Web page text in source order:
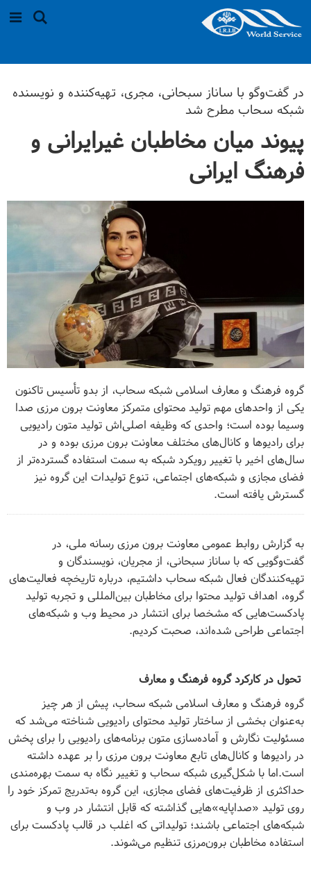
در گفت‌وگو با ساناز سبحانی، مجری، تهیه‌کننده و نویسنده
شبکه سحاب مطرح شد
پیوند میان مخاطبان غیرایرانی و
فرهنگ ایرانی
گروه فرهنگ و معارف اسلامی شبکه سحاب، از بدو تأسیس تاکنون
یکی از واحدهای مهم تولید محتوای متمرکز معاونت برون مرزی صدا
وسیما بوده است؛ واحدی که وظیفه اصلی‌اش تولید متون رادیویی
برای رادیوها و کانال‌های مختلف معاونت برون مرزی بوده و در
سال‌های اخیر با تغییر رویکرد شبکه به سمت استفاده گسترده‌تر از
فضای مجازی و شبکه‌های اجتماعی، تنوع تولیدات این گروه نیز
گسترش یافته است.
به گزارش روابط عمومی معاونت برون مرزی رسانه ملی، در
گفت‌وگویی که با ساناز سبحانی، از مجریان، نویسندگان و
تهیه‌کنندگان فعال شبکه سحاب داشتیم، درباره تاریخچه فعالیت‌های
گروه، اهداف تولید محتوا برای مخاطبان بین‌المللی و تجربه تولید
پادکست‌هایی که مشخصا برای انتشار در محیط وب و شبکه‌های
اجتماعی طراحی شده‌اند، صحبت کردیم.
تحول در کارکرد گروه فرهنگ و معارف
گروه فرهنگ و معارف اسلامی شبکه سحاب، پیش از هر چیز
به‌عنوان بخشی از ساختار تولید محتوای رادیویی شناخته می‌شد که
مسئولیت نگارش و آماده‌سازی متون برنامه‌های رادیویی را برای پخش
در رادیوها و کانال‌های تابع معاونت برون مرزی را بر عهده داشته
است.اما با شکل‌گیری شبکه سحاب و تغییر نگاه به سمت بهره‌مندی
حداکثری از ظرفیت‌های فضای مجازی، این گروه به‌تدریج تمرکز خود را
روی تولید «صداپایه»هایی گذاشته که قابل انتشار در وب و
شبکه‌های اجتماعی باشند؛ تولیداتی که اغلب در قالب پادکست برای
استفاده مخاطبان برون‌مرزی تنظیم می‌شوند.